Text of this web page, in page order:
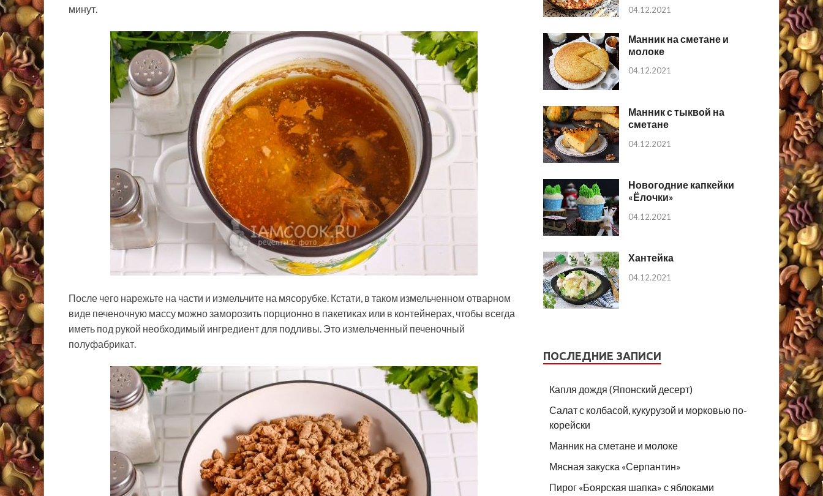
минут.
После чего нарежьте на части и измельчите на мясорубке. Кстати, в таком измельченном отварном
виде печеночную массу можно заморозить порционно в пакетиках или в контейнерах, чтобы всегда
иметь под рукой необходимый ингредиент для подливы. Это измельченный печеночный
полуфабрикат.
04.12.2021
Манник на сметане и
молоке
04.12.2021
Манник с тыквой на
сметане
04.12.2021
Новогодние капкейки
«Ёлочки»
04.12.2021
Хантейка
04.12.2021
ПОСЛЕДНИЕ ЗАПИСИ
Капля дождя (Японский десерт)
Салат с колбасой, кукурузой и морковью по-
корейски
Манник на сметане и молоке
Мясная закуска «Серпантин»
Пирог «Боярская шапка» с яблоками